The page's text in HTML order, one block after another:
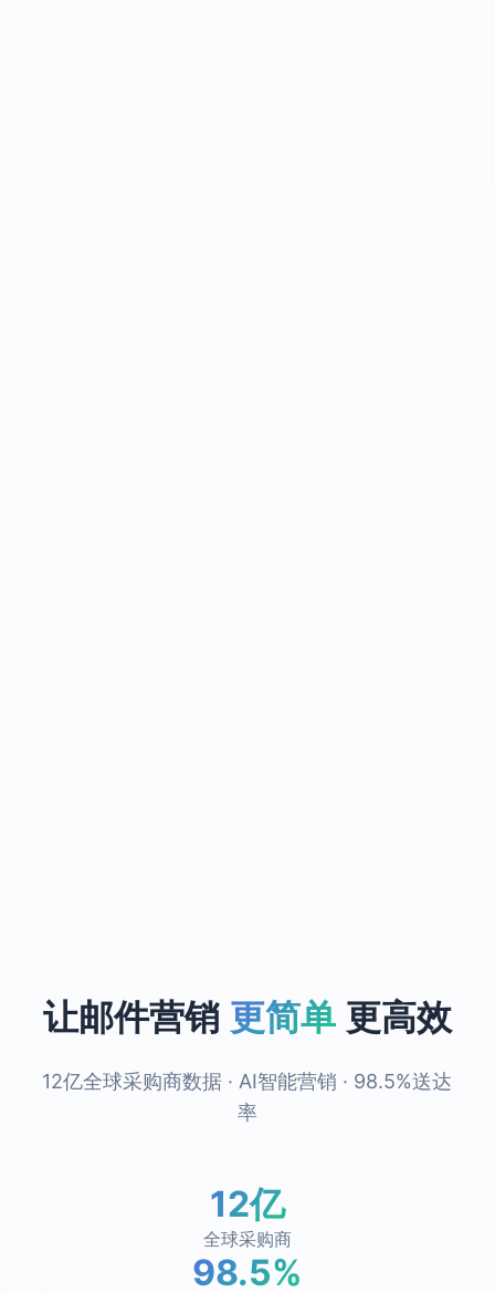
让邮件营销 更简单更高效
12亿全球采购商数据 · AI智能营销 · 98.5%送达
率
12亿
全球采购商
98.5%